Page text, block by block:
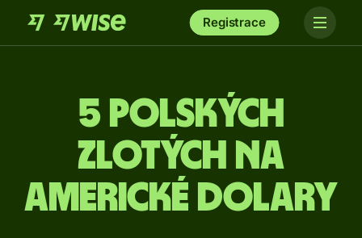
Registrace
5 polských
zlotých na
americké dolary